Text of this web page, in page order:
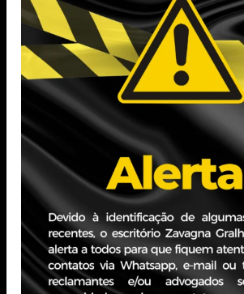
Departamento Jurídico
onde também exerceu
Secretário do Conselho
e do Comitê de